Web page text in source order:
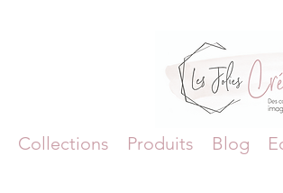
Collections Produits Blog